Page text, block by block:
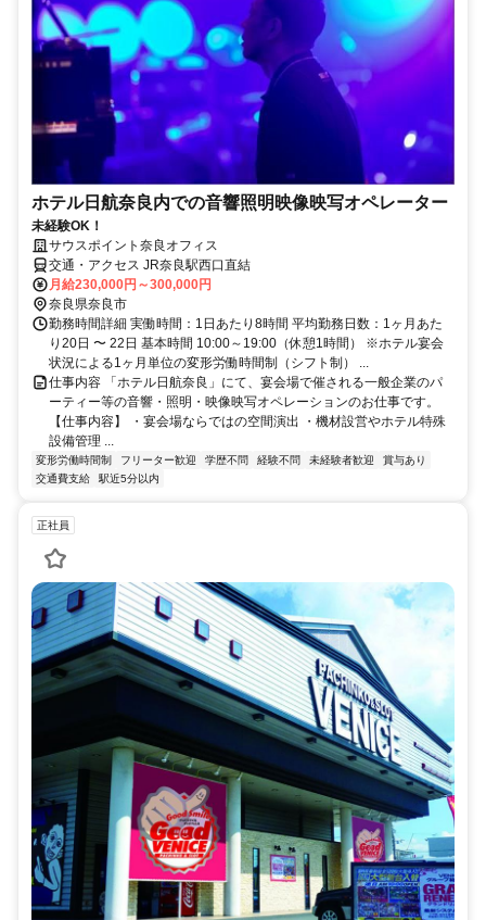
ホテル日航奈良内での音響照明映像映写オペレーター
未経験OK！
サウスポイント奈良オフィス
交通・アクセス JR奈良駅西口直結
月給230,000円～300,000円
奈良県奈良市
勤務時間詳細 実働時間：1日あたり8時間 平均勤務日数：1ヶ月あた
り20日 〜 22日 基本時間 10:00～19:00（休憩1時間） ※ホテル宴会
状況による1ヶ月単位の変形労働時間制（シフト制） ...
仕事内容 「ホテル日航奈良」にて、宴会場で催される一般企業のパ
ーティー等の音響・照明・映像映写オペレーションのお仕事です。
【仕事内容】 ・宴会場ならではの空間演出 ・機材設営やホテル特殊
設備管理 ...
変形労働時間制 フリーター歓迎 学歴不問 経験不問 未経験者歓迎
賞与あり
交通費支給
駅近5分以内
正社員